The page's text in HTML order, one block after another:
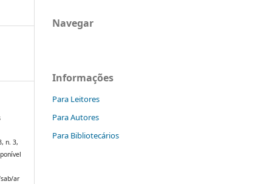
n. 3,
ar
Navegar
Informações
Para Leitores
Para Autores
Para Bibliotecários